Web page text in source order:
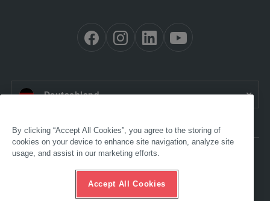
DE: Deutschland
Barrierefreiheit
Impressum
AGB
By clicking “Accept All Cookies”, you agree to the storing of
cookies on your device to enhance site navigation, analyze site
usage, and assist in our marketing efforts.
Accept All Cookies